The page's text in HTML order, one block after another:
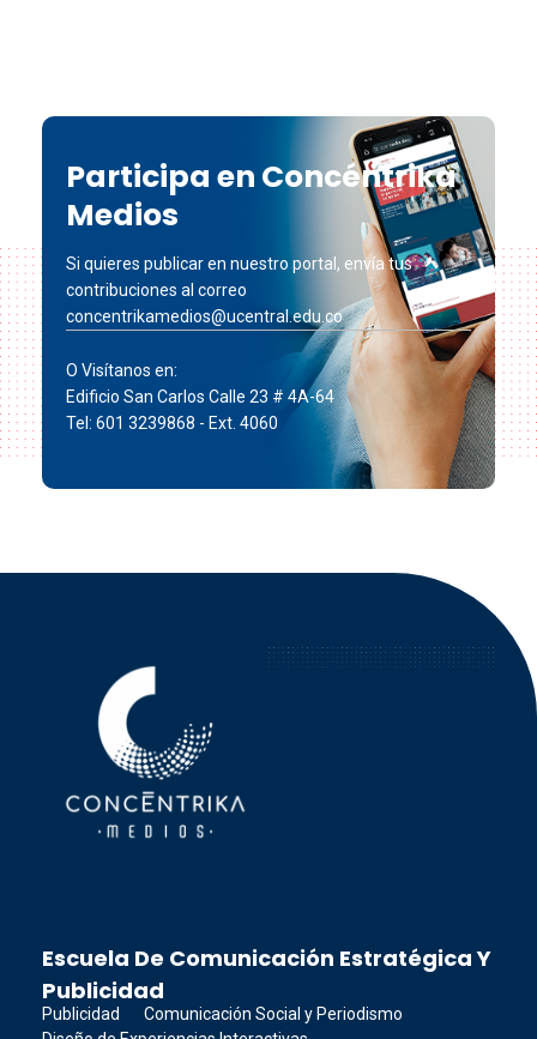
Participa en Concéntrika
Medios
Si quieres publicar en nuestro portal, envía tus
contribuciones al correo
concentrikamedios@ucentral.edu.co
O Visítanos en:
Edificio San Carlos Calle 23 # 4A-64
Tel: 601 3239868 - Ext. 4060
Escuela De Comunicación Estratégica Y
Publicidad
Publicidad
Comunicación Social y Periodismo